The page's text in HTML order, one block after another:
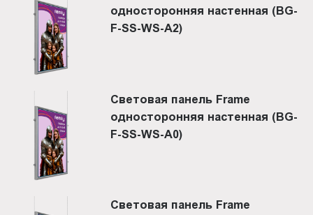
односторонняя настенная (BG-
F-SS-WS-A2)
Световая панель Frame
односторонняя настенная (BG-
F-SS-WS-A0)
Световая панель Frame